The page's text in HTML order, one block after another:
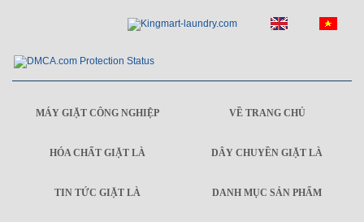
MÁY GIẶT CÔNG NGHIỆP VỀ TRANG CHỦ
HÓA CHẤT GIẶT LÀ DÂY CHUYỀN GIẶT LÀ
TIN TỨC GIẶT LÀ DANH MỤC SẢN PHẨM